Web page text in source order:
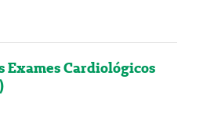
Exames Cardiológicos